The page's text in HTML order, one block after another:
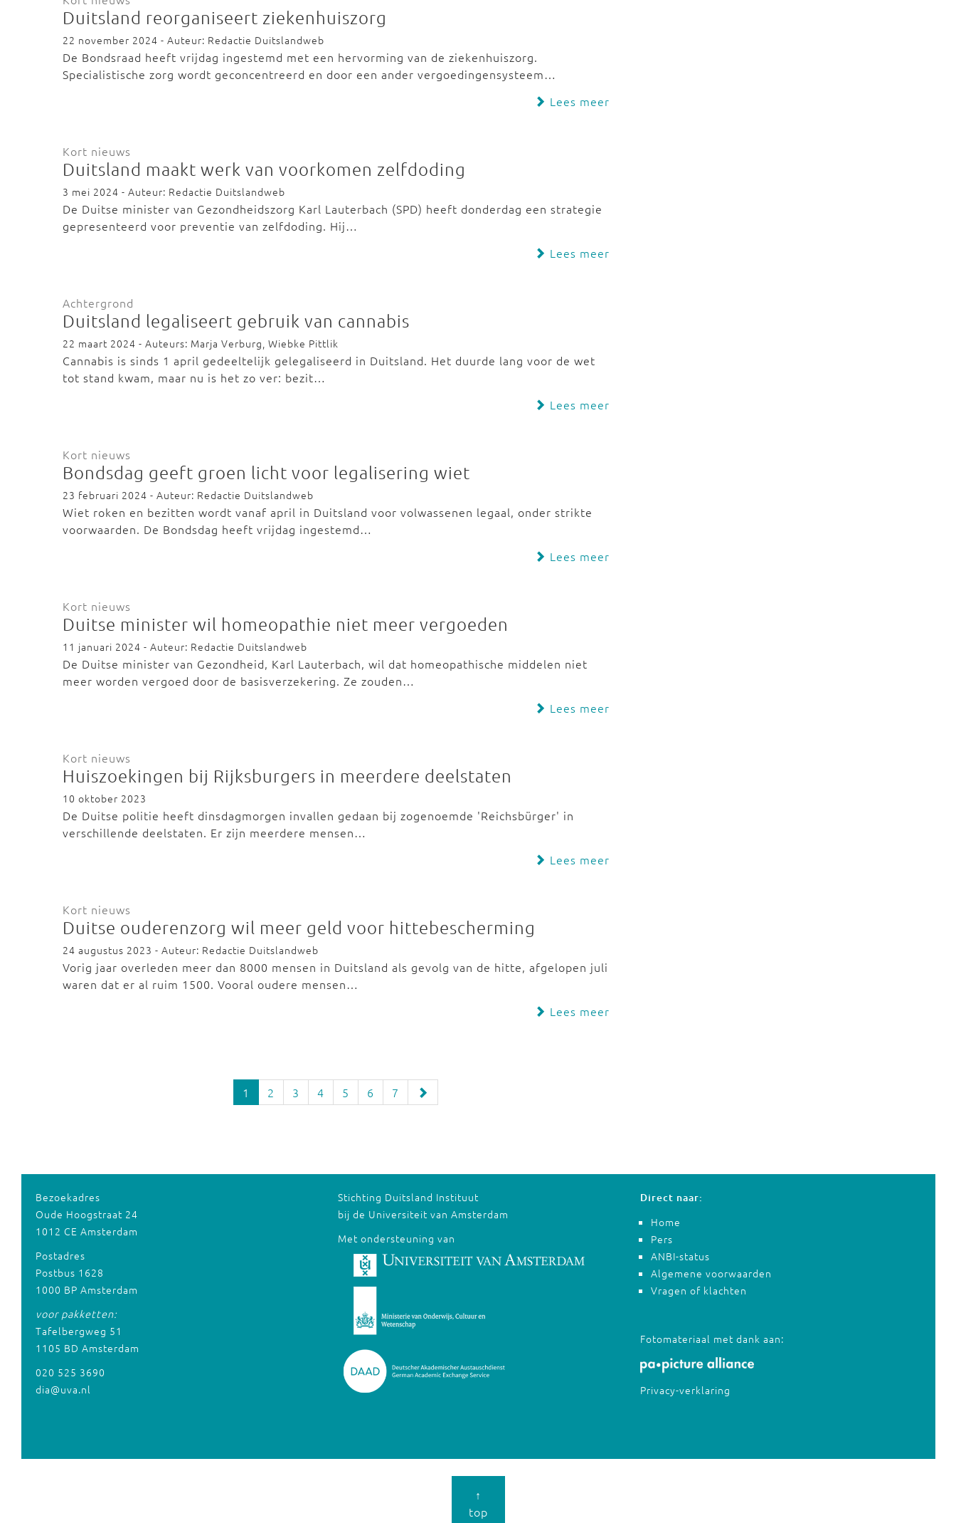
Duitsland reorganiseert ziekenhuiszorg
22 november 2024 - Auteur: Redactie Duitslandweb
De Bondsraad heeft vrijdag ingestemd met een hervorming van de ziekenhuiszorg.
Specialistische zorg wordt geconcentreerd en door een ander vergoedingensysteem…
Lees meer
Kort nieuws
Duitsland maakt werk van voorkomen zelfdoding
3 mei 2024 - Auteur: Redactie Duitslandweb
De Duitse minister van Gezondheidszorg Karl Lauterbach (SPD) heeft donderdag een strategie
gepresenteerd voor preventie van zelfdoding. Hij…
Lees meer
Achtergrond
Duitsland legaliseert gebruik van cannabis
22 maart 2024 - Auteurs: Marja Verburg, Wiebke Pittlik
Cannabis is sinds 1 april gedeeltelijk gelegaliseerd in Duitsland. Het duurde lang voor de wet
tot stand kwam, maar nu is het zo ver: bezit…
Lees meer
Kort nieuws
Bondsdag geeft groen licht voor legalisering wiet
23 februari 2024 - Auteur: Redactie Duitslandweb
Wiet roken en bezitten wordt vanaf april in Duitsland voor volwassenen legaal, onder strikte
voorwaarden. De Bondsdag heeft vrijdag ingestemd…
Lees meer
Kort nieuws
Duitse minister wil homeopathie niet meer vergoeden
11 januari 2024 - Auteur: Redactie Duitslandweb
De Duitse minister van Gezondheid, Karl Lauterbach, wil dat homeopathische middelen niet
meer worden vergoed door de basisverzekering. Ze zouden…
Lees meer
Kort nieuws
Huiszoekingen bij Rijksburgers in meerdere deelstaten
10 oktober 2023
De Duitse politie heeft dinsdagmorgen invallen gedaan bij zogenoemde 'Reichsbürger' in
verschillende deelstaten. Er zijn meerdere mensen…
Lees meer
Kort nieuws
Duitse ouderenzorg wil meer geld voor hittebescherming
24 augustus 2023 - Auteur: Redactie Duitslandweb
Vorig jaar overleden meer dan 8000 mensen in Duitsland als gevolg van de hitte, afgelopen juli
waren dat er al ruim 1500. Vooral oudere mensen…
Lees meer
1 2 3 4 5 6 7
Bezoekadres
Oude Hoogstraat 24
1012 CE Amsterdam
Postadres
Postbus 1628
1000 BP Amsterdam
voor pakketten:
Tafelbergweg 51
1105 BD Amsterdam
020 525 3690
dia@uva.nl
Stichting Duitsland Instituut
bij de Universiteit van Amsterdam
Met ondersteuning van
Direct naar:
Home
Pers
ANBI-status
Algemene voorwaarden
Vragen of klachten
Fotomateriaal met dank aan:
Privacy-verklaring
↑
top